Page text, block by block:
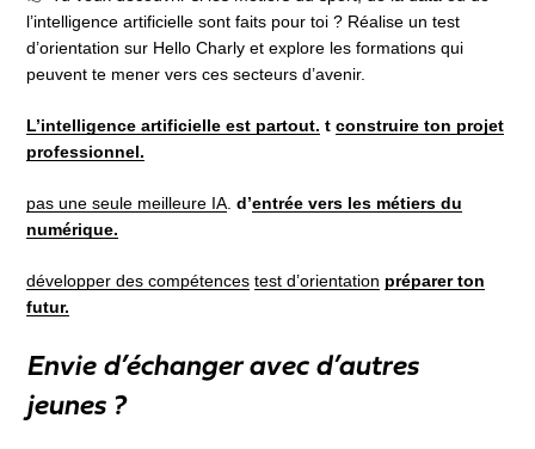
l’intelligence artificielle sont faits pour toi ? Réalise un test
d’orientation sur Hello Charly et explore les formations qui
peuvent te mener vers ces secteurs d’avenir.
L’intelligence artificielle est partout. tconstruire ton projet
professionnel.
pas une seule meilleure IA .d’entrée vers les métiers du
numérique.
développer des compétences test d’orientation préparer ton
futur.
Envie d’échanger avec d’autres
jeunes ?